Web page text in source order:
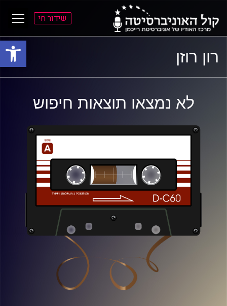
פתח
התפריט
הראשי
התוכן
הראשי
שידור חי
רון רוזן
לא נמצאו תוצאות חיפוש